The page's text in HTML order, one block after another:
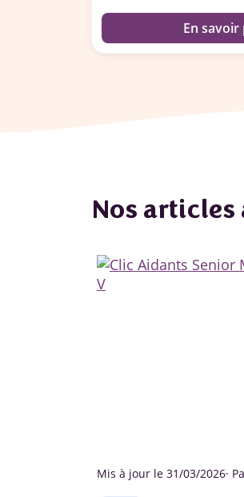
En savoir
Nos articles
Mis à jour le 31/03/2026·